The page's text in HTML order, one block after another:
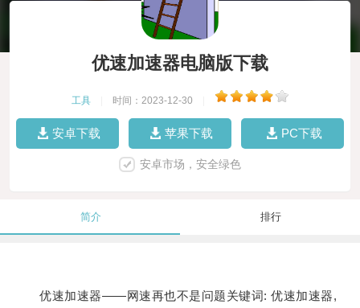
优速加速器电脑版下载
工具 时间：2023-12-30
安卓下载 苹果下载 PC下载
安卓市场，安全绿色
简介 排行
优速加速器——网速再也不是问题关键词: 优速加速器,